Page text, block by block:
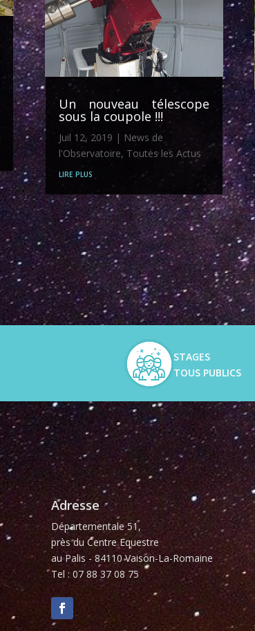
Un nouveau télescope
sous la coupole !!!
Juil 12, 2019 | News de
l'Observatoire, Toutes les Actus
lire plus
STAGES
TOUS PUBLICS
Adresse
Départementale 51,
près du Centre Equestre
au Palis - 84110 Vaison-La-Romaine
Tel : 07 88 37 08 75